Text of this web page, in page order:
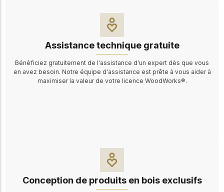
Assistance technique gratuite
Bénéficiez gratuitement de l'assistance d'un expert dès que vous
en avez besoin. Notre équipe d'assistance est prête à vous aider à
maximiser la valeur de votre licence WoodWorks®.
Conception de produits en bois exclusifs